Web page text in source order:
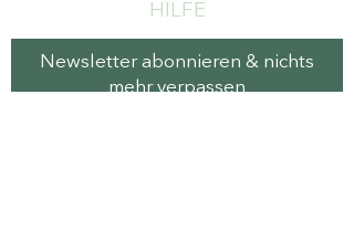
HILFE
Newsletter abonnieren & nichts
mehr verpassen